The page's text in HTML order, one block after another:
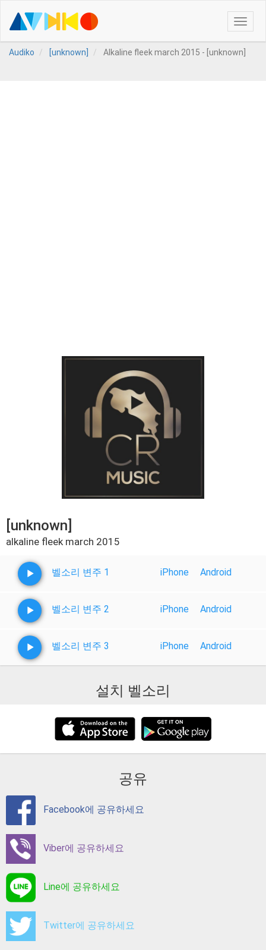
Toggle
Audiko
[unknown] Alkaline fleek march 2015 - [unknown]
[unknown]
alkaline fleek march 2015
벨소리 변주 1 iPhone Android
벨소리 변주 2 iPhone Android
벨소리 변주 3 iPhone Android
설치 벨소리
공유
Facebook에 공유하세요
Viber에 공유하세요
Line에 공유하세요
Twitter에 공유하세요